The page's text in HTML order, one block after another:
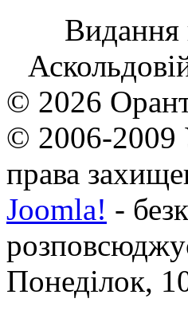
Видання
© 2026
© 2006-2009
права
Joomla! -
Понеділок,